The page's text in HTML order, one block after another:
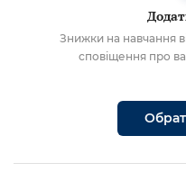
Знижки на навчання
сповіщення про